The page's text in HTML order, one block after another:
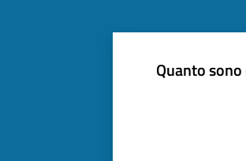
Quanto